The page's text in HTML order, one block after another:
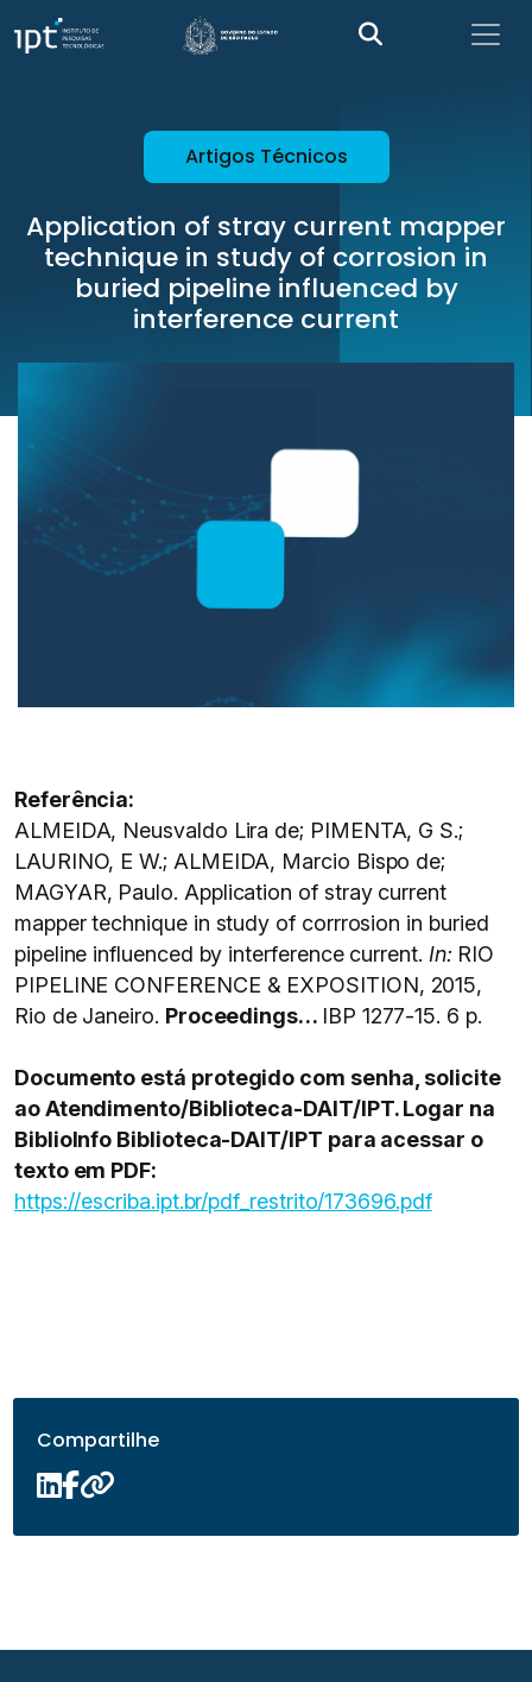
Artigos Técnicos
Application of stray current mapper
technique in study of corrosion in
buried pipeline influenced by
interference current
Referência:
ALMEIDA, Neusvaldo Lira de; PIMENTA, G S.;
LAURINO, E W.; ALMEIDA, Marcio Bispo de;
MAGYAR, Paulo. Application of stray current
mapper technique in study of corrrosion in buried
pipeline influenced by interference current. In: RIO
PIPELINE CONFERENCE & EXPOSITION, 2015,
Rio de Janeiro. Proceedings… IBP 1277-15. 6 p.
Documento está protegido com senha, solicite
ao Atendimento/Biblioteca-DAIT/IPT. Logar na
BiblioInfo Biblioteca-DAIT/IPT para acessar o
texto em PDF:
https://escriba.ipt.br/pdf_restrito/173696.pdf
Compartilhe